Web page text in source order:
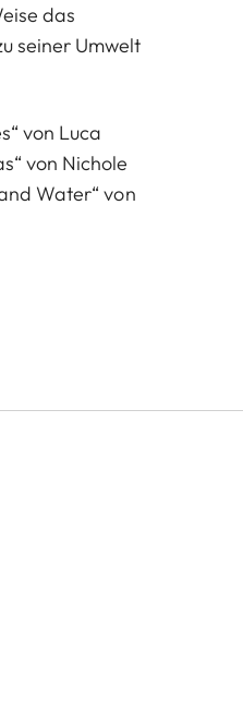
das
seiner Umwelt
von Luca
von Nichole
Water“ von